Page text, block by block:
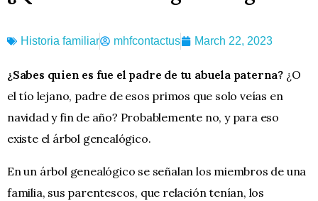
Historia familiar mhfcontactus March 22, 2023
¿Sabes quien es fue el padre de tu abuela paterna? ¿O
el tío lejano, padre de esos primos que solo veías en
navidad y fin de año? Probablemente no, y para eso
existe el árbol genealógico.
En un árbol genealógico se señalan los miembros de una
familia, sus parentescos, que relación tenían, los